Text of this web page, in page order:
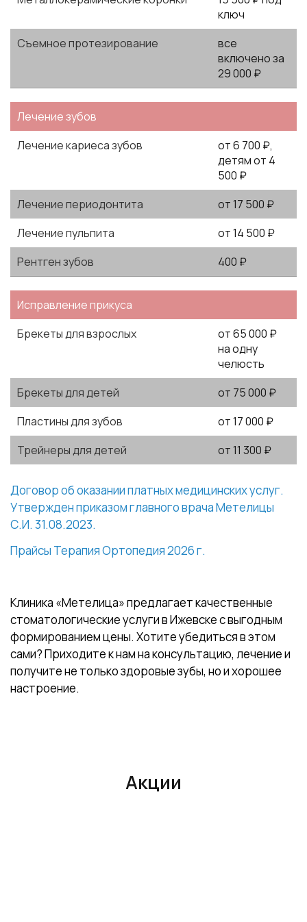
ключ
Съемное протезирование
все
включено за
29 000 ₽
Лечение зубов
Лечение кариеса зубов
от 6 700 ₽,
детям от 4
500 ₽
Лечение периодонтита
от 17 500 ₽
Лечение пульпита
от 14 500 ₽
Рентген зубов
400 ₽
Исправление прикуса
Брекеты для взрослых
от 65 000 ₽
на одну
челюсть
Брекеты для детей
от 75 000 ₽
Пластины для зубов
от 17 000 ₽
Трейнеры для детей
от 11 300 ₽
Договор об оказании платных медицинских услуг.
Утвержден приказом главного врача Метелицы
С.И. 31.08.2023.
Прайсы Терапия Ортопедия 2026 г.
Клиника «Метелица» предлагает качественные
стоматологические услуги в Ижевске с выгодным
формированием цены. Хотите убедиться в этом
сами? Приходите к нам на консультацию, лечение и
получите не только здоровые зубы, но и хорошее
настроение.
Акции